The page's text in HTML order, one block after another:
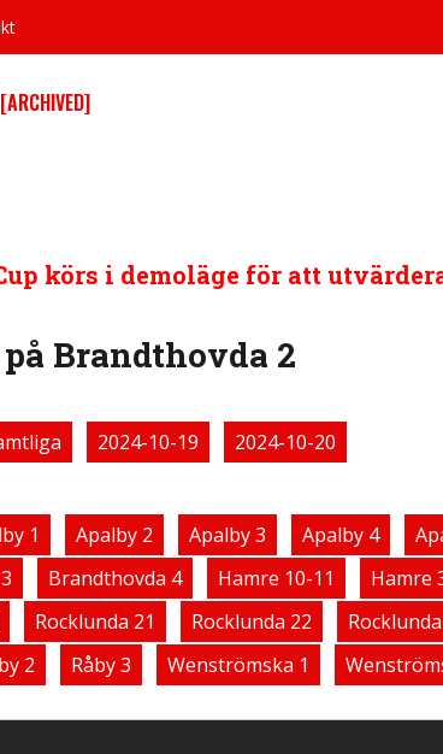
körs i demoläge för att
Brandthovda 2
2024-10-19 2024-10-20
1 Apalby 2 Apalby 3 Apalby 4
Brandthovda 4 Hamre 10-11 Hamre
Rocklunda 21 Rocklunda 22
2 Råby 3 Wenströmska 1